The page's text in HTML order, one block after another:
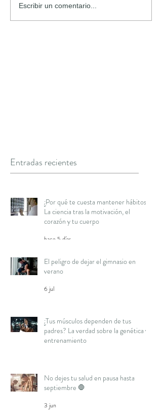
Escribir un comentario...
Entradas recientes
¿Por qué te cuesta mantener hábitos?
La ciencia tras la motivación, el
corazón y tu cuerpo
hace 5 días
El peligro de dejar el gimnasio en
verano
6 jul
¿Tus músculos dependen de tus
padres? La verdad sobre la genética y
entrenamiento
No dejes tu salud en pausa hasta
septiembre 🛑
3 jun